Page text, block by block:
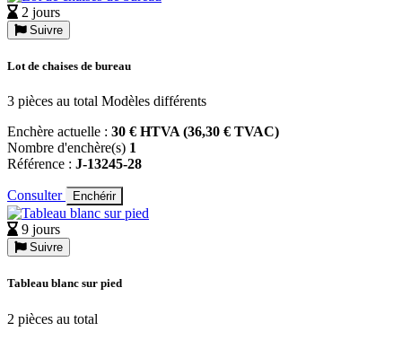
2 jours
Suivre
Lot de chaises de bureau
3 pièces au total Modèles différents
Enchère actuelle : 30 € HTVA (36,30 € TVAC)
Nombre d'enchère(s) 1
Référence : J-13245-28
Consulter Enchérir
9 jours
Suivre
Tableau blanc sur pied
2 pièces au total